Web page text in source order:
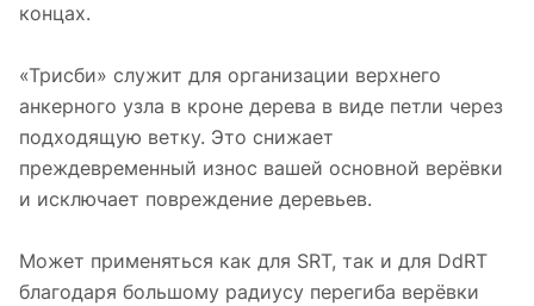
концах.
«Трисби» служит для организации верхнего
анкерного узла в кроне дерева в виде петли через
подходящую ветку. Это снижает
преждевременный износ вашей основной верёвки
и исключает повреждение деревьев.
Может применяться как для SRT, так и для DdRT
благодаря большому радиусу перегиба верёвки